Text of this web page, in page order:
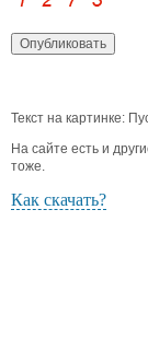
Текст на картинке:
На сайте есть и
тоже.
Как скачать?